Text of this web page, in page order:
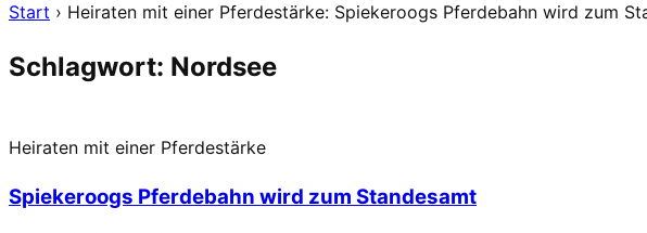
Start › Heiraten mit einer Pferdestärke: Spiekeroogs Pferdebahn wird zum
Schlagwort: Nordsee
Heiraten mit einer Pferdestärke
Spiekeroogs Pferdebahn wird zum Standesamt